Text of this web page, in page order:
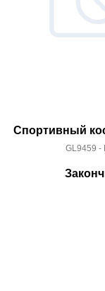
Спортивный
GL9459 -